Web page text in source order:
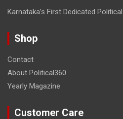
Karnataka’s First Dedicated
Shop
Contact
About Political360
Yearly Magazine
Customer Care